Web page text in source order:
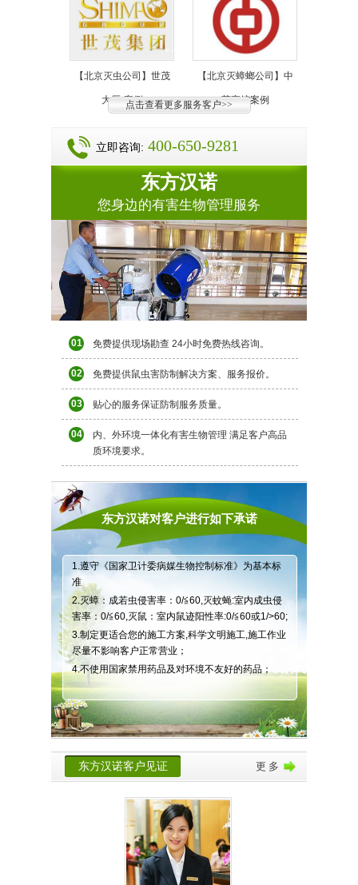
【北京灭虫公司】世茂
大厦-案例
【北京灭蟑螂公司】中
苑宾馆案例
点击查看更多服务客户>>
立即咨询: 400-650-9281
东方汉诺
您身边的有害生物管理服务
01 免费提供现场勘查 24小时免费热线咨询。
02 免费提供鼠虫害防制解决方案、服务报价。
03 贴心的服务保证防制服务质量。
04
内、外环境一体化有害生物管理 满足客户高品
质环境要求。
东方汉诺对客户进行如下承诺
1.遵守《国家卫计委病媒生物控制标准》为基本标
准
2.灭蟑：成若虫侵害率：0/≦60,灭蚊蝇:室内成虫侵
害率：0/≦60,灭鼠：室内鼠迹阳性率:0/≦60或1/>60;
3.制定更适合您的施工方案,科学文明施工,施工作业
尽量不影响客户正常营业；
4.不使用国家禁用药品及对环境不友好的药品；
更 多
东方汉诺客户见证